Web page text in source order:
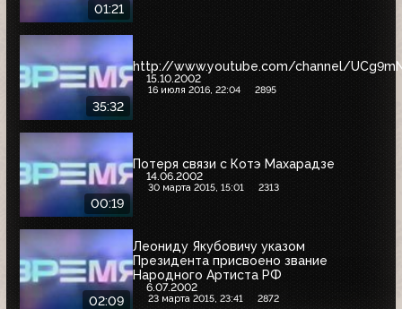
01:21
35:32
http://www.youtube.com/channel/
15.10.2002
16 июля 2016, 22:04 2895
00:19
Потеря связи с Котэ Махарадзе
14.06.2002
30 марта 2015, 15:01 2313
02:09
Леониду Якубовичу указом
Президента присвоено звание
Народного Артиста РФ
6.07.2002
23 марта 2015, 23:41 2872